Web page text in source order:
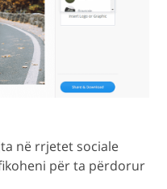
në rrjetet sociale
për ta përdorur